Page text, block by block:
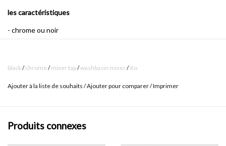
les caractéristiques
- chrome ou noir
- bec amovible 360º
- tuyaux flexibles inclus
black /chrome /mixer tap/washbasin mixer /Xo
Ajouter à la liste de souhaits /Ajouter pour comparer/Imprimer
Produits connexes